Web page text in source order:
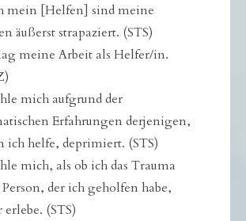
mein [Helfen] sind meine
äußerst strapaziert. (STS)
meine Arbeit als Helfer/in.
mich aufgrund der
Erfahrungen derjenigen,
ich helfe, deprimiert. (STS)
mich, als ob ich das Trauma
der ich geholfen habe,
erlebe. (STS)